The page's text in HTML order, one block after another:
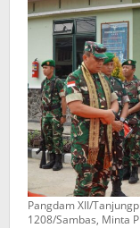
Pangdam XII/
1208/Sambas, Minta